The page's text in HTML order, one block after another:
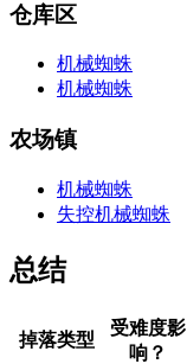
仓库区
机械蜘蛛
机械蜘蛛
农场镇
机械蜘蛛
失控机械蜘蛛
总结
掉落类型
受难度影
响？